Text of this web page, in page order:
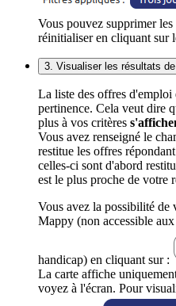
Vous pouvez supprimer
réinitialiser en cliquant sur
3. Visualiser les résultats
La liste des offres d'emploi
pertinence. Cela veut dire
plus à vos critères
Vous avez renseigné le
restitue les offres
celles-ci sont d'abord
est le plus proche de votre
Vous avez la possibilité de
Mappy (non accessible
handicap) en cliquant sur :
La carte affiche
voyez à l'écran. Pour